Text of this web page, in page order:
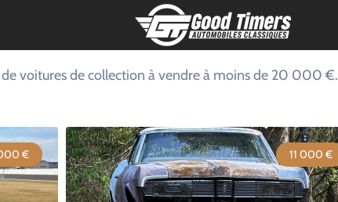
de voitures de collection à vendre à moins de 20 000 €.
€ 11 000 €